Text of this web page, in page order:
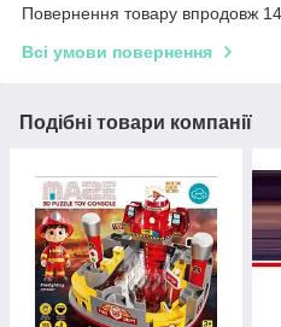
Повернення товару впродовж
Всі умови повернення
Подібні товари компанії